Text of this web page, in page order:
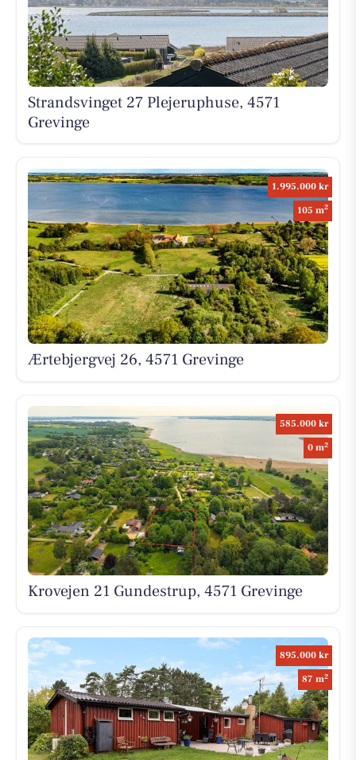
Strandsvinget 27 Plejeruphuse, 4571
Grevinge
1.995.000 kr
105 m2
Ærtebjergvej 26, 4571 Grevinge
585.000 kr
0 m2
Krovejen 21 Gundestrup, 4571 Grevinge
895.000 kr
87 m2